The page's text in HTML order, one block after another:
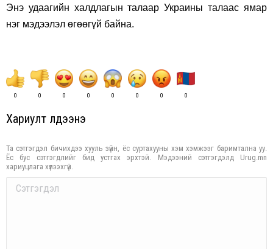
Энэ удаагийн халдлагын талаар Украины талаас ямар
нэг мэдээлэл өгөөгүй байна.
0 0 0 0 0 0 0 0
Хариулт үлдээнэ үү
Та сэтгэгдэл бичихдээ хууль зүйн, ёс суртахууны хэм хэмжээг баримтална уу.
Ёс бус сэтгэгдлийг бид устгах эрхтэй. Мэдээний сэтгэгдэлд Urug.mn
хариуцлага хүлээхгүй.
Comment